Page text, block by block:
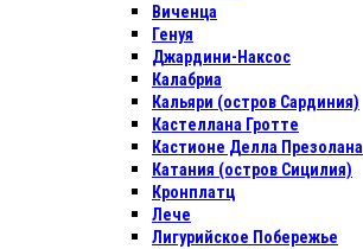
Виченца
Генуя
Джардини-Наксос
Калабриа
Кальяри (остров Сардиния)
Кастеллана Гротте
Кастионе Делла Презолана
Катания (остров Сицилия)
Кронплатц
Лече
Лигурийское Побережье